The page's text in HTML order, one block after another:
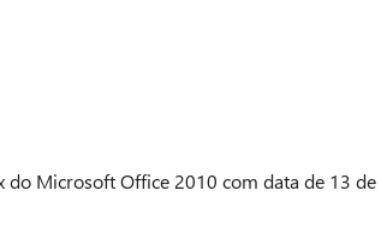
Microsoft Office 2010 com data de 13 de